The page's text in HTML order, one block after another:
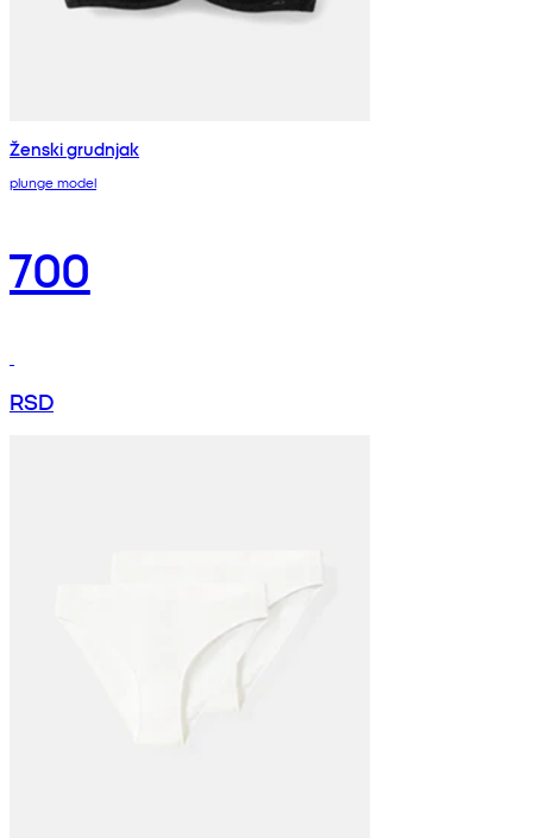
Ženski grudnjak
plunge model
700
RSD